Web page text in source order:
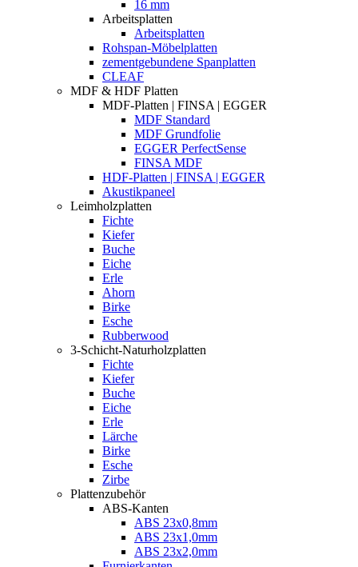
16 mm
Arbeitsplatten
Arbeitsplatten
Rohspan-Möbelplatten
zementgebundene Spanplatten
CLEAF
MDF & HDF Platten
MDF-Platten | FINSA | EGGER
MDF Standard
MDF Grundfolie
EGGER PerfectSense
FINSA MDF
HDF-Platten | FINSA | EGGER
Akustikpaneel
Leimholzplatten
Fichte
Kiefer
Buche
Eiche
Erle
Ahorn
Birke
Esche
Rubberwood
3-Schicht-Naturholzplatten
Fichte
Kiefer
Buche
Eiche
Erle
Lärche
Birke
Esche
Zirbe
Plattenzubehör
ABS-Kanten
ABS 23x0,8mm
ABS 23x1,0mm
ABS 23x2,0mm